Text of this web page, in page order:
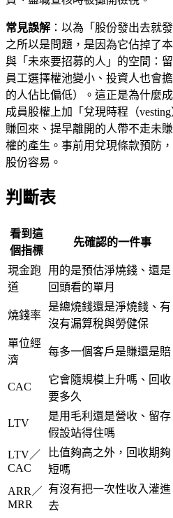
常見誤解 ：以為「股份發出去就
之所以是問題，是因為它佔掉了
與「未來要招募的人」的空間：
員工選擇權池變小、投資人也會
的人佔比偏低）。這正是為什麼
成員股權上加「兌現時程（
賺回來、提早離開的人帶不走未
權的產生。事前用兌現條款預防
股份容易。
判斷表
看到這
個指標
先確認的一件事
現金跑
道
用的是預估淨燒錢、還是
回頭看的單月
燒錢率
是總燒錢還是淨燒錢、有
沒有漏算稅與勞健保
單位經
濟
每多一個客戶是賺還是賠
CAC
它會隨規模上升嗎、回收
要多久
LTV
是用毛利還是營收、留存
假設站得住嗎
LTV／
CAC
比值夠高之外，回收期夠
短嗎
ARR／
MRR
有沒有把一次性收入灌進
去